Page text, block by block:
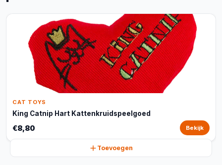
CAT TOYS
King Catnip Hart Kattenkruidspeelgoed
€8,80 Bekijk
Toevoegen